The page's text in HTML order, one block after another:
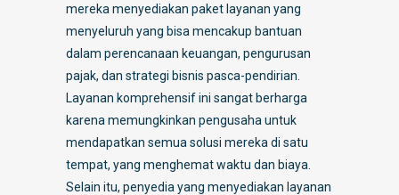
mereka menyediakan paket layanan yang
menyeluruh yang bisa mencakup bantuan
dalam perencanaan keuangan, pengurusan
pajak, dan strategi bisnis pasca-pendirian.
Layanan komprehensif ini sangat berharga
karena memungkinkan pengusaha untuk
mendapatkan semua solusi mereka di satu
tempat, yang menghemat waktu dan biaya.
Selain itu, penyedia yang menyediakan layanan